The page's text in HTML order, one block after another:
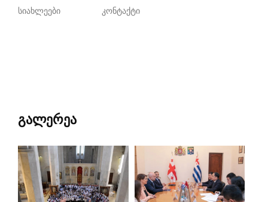
სიახლეები კონტაქტი
გალერეა